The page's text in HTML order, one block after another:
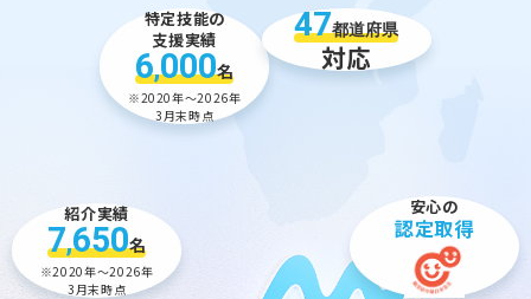
紹介実績
7,650名
※2020年～2026年
3月末時点
特定技能の
支援実績
6,000名
※2020年～2026年
3月末時点
47都道府県
対応
安心の
認定取得